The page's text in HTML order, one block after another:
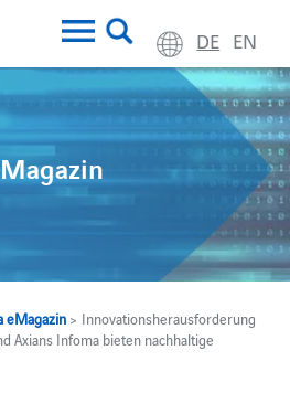
DE EN
eMagazin> Innovationsherausforderung
Axians Infoma bieten nachhaltige